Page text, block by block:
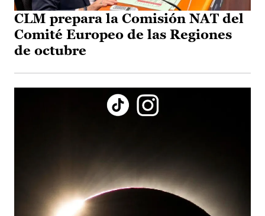
CLM prepara la Comisión NAT del
Comité Europeo de las Regiones
de octubre